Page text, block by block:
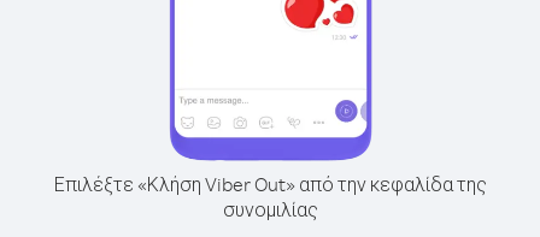
Επιλέξτε «Κλήση Viber Out» από την κεφαλίδα της
συνομιλίας